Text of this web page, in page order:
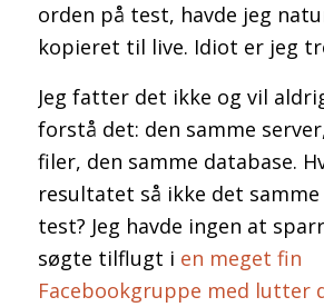
orden på test, havde jeg
kopieret til live. Idiot er jeg
Jeg fatter det ikke og vil
forstå det: den samme
filer, den samme database.
resultatet så ikke det
test? Jeg havde ingen at
søgte tilflugt i en meget fin
Facebookgruppe med lutter